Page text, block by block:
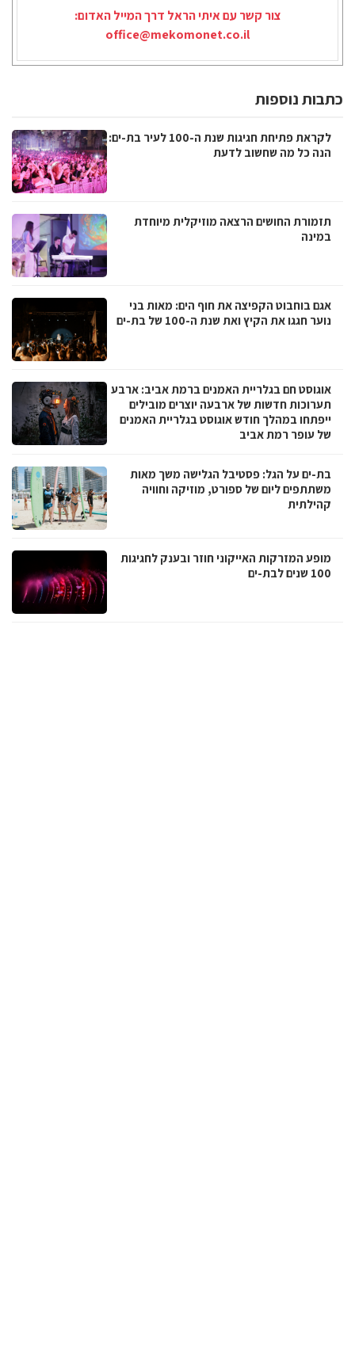
צור קשר עם איתי הראל דרך המייל האדום:
office@mekomonet.co.il
כתבות נוספות
לקראת פתיחת חגיגות שנת ה-100 לעיר בת-ים:
הנה כל מה שחשוב לדעת
תזמורת החושים הרצאה מוזיקלית מיוחדת
במינה
אגם בוחבוט הקפיצה את חוף הים: מאות בני
נוער חגגו את הקיץ ואת שנת ה-100 של בת-ים
אוגוסט חם בגלריית האמנים ברמת אביב: ארבע
תערוכות חדשות של ארבעה יוצרים מובילים
ייפתחו במהלך חודש אוגוסט בגלריית האמנים
של עופר רמת אביב
בת-ים על הגל: פסטיבל הגלישה משך מאות
משתתפים ליום של ספורט, מוזיקה וחוויה
קהילתית
מופע המזרקות האייקוני חוזר ובענק לחגיגות
100 שנים לבת-ים